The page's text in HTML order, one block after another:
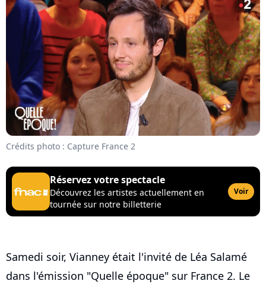
Crédits photo : Capture France 2
Réservez votre spectacle
Découvrez les artistes actuellement en
tournée sur notre billetterie
Voir
Samedi soir, Vianney était l'invité de Léa Salamé
dans l'émission "Quelle époque" sur France 2. Le